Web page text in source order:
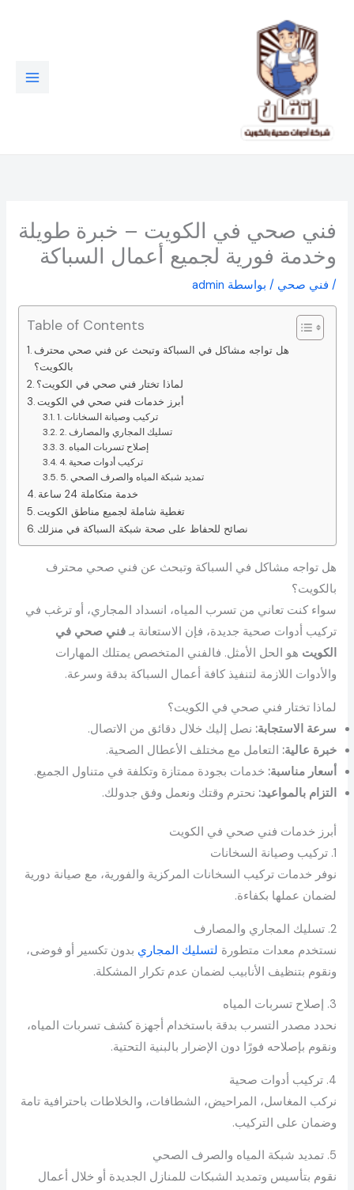
المحتوى
فني صحي في الكويت – خبرة طويلة
وخدمة فورية لجميع أعمال السباكة
/ فني صحي / بواسطة admin
Table of Contents
هل تواجه مشاكل في السباكة وتبحث عن فني صحي محترف
بالكويت؟
لماذا تختار فني صحي في الكويت؟
أبرز خدمات فني صحي في الكويت
1. تركيب وصيانة السخانات
2. تسليك المجاري والمصارف
3. إصلاح تسربات المياه
4. تركيب أدوات صحية
5. تمديد شبكة المياه والصرف الصحي
خدمة متكاملة 24 ساعة
تغطية شاملة لجميع مناطق الكويت
نصائح للحفاظ على صحة شبكة السباكة في منزلك
هل تواجه مشاكل في السباكة وتبحث عن فني صحي محترف
بالكويت؟
سواء كنت تعاني من تسرب المياه، انسداد المجاري، أو ترغب في
تركيب أدوات صحية جديدة، فإن الاستعانة بـفني صحي في
الكويت هو الحل الأمثل. فالفني المتخصص يمتلك المهارات
والأدوات اللازمة لتنفيذ كافة أعمال السباكة بدقة وسرعة.
لماذا تختار فني صحي في الكويت؟
سرعة الاستجابة: نصل إليك خلال دقائق من الاتصال.
خبرة عالية: التعامل مع مختلف الأعطال الصحية.
أسعار مناسبة: خدمات بجودة ممتازة وتكلفة في متناول الجميع.
التزام بالمواعيد: نحترم وقتك ونعمل وفق جدولك.
أبرز خدمات فني صحي في الكويت
1. تركيب وصيانة السخانات
نوفر خدمات تركيب السخانات المركزية والفورية، مع صيانة دورية
لضمان عملها بكفاءة.
2. تسليك المجاري والمصارف
نستخدم معدات متطورة لتسليك المجاري بدون تكسير أو فوضى،
ونقوم بتنظيف الأنابيب لضمان عدم تكرار المشكلة.
3. إصلاح تسربات المياه
نحدد مصدر التسرب بدقة باستخدام أجهزة كشف تسربات المياه،
ونقوم بإصلاحه فورًا دون الإضرار بالبنية التحتية.
4. تركيب أدوات صحية
نركب المغاسل، المراحيض، الشطافات، والخلاطات باحترافية تامة
وضمان على التركيب.
5. تمديد شبكة المياه والصرف الصحي
نقوم بتأسيس وتمديد الشبكات للمنازل الجديدة أو خلال أعمال